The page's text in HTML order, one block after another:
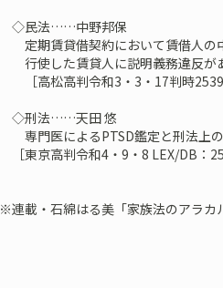
◇民法……中野邦保
定期賃貸借契約において賃借人の
行使した賃貸人に説明義務違反が
［高松高判令和3・3・17判時
◇刑法……天田 悠
専門医によるPTSD鑑定と刑法上
［東京高判令和4・9・8 LEX/DB：
※連載・石綿はる美「家族法のアラカ